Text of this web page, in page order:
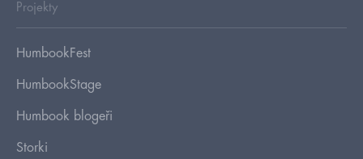
Projekty
HumbookFest
HumbookStage
Humbook blogeři
Storki